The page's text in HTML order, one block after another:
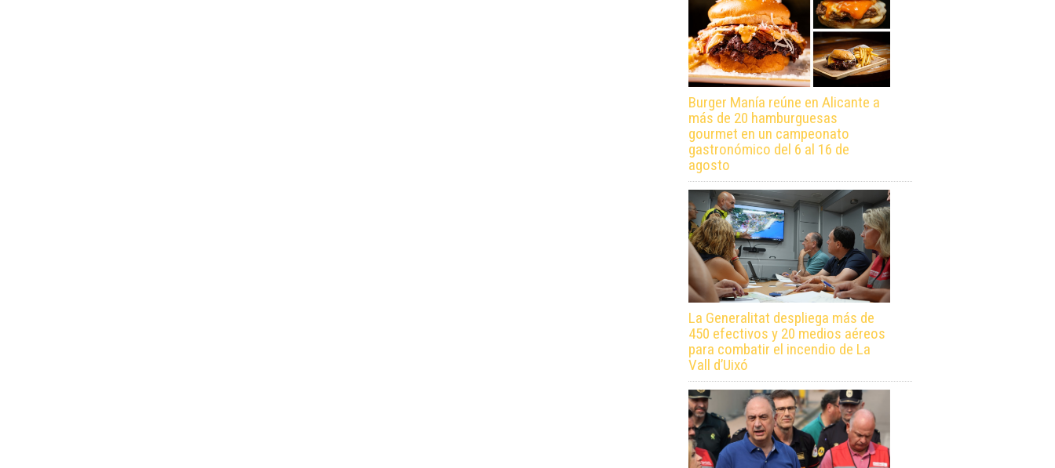
Burger Manía reúne en Alicante a
más de 20 hamburguesas
gourmet en un campeonato
gastronómico del 6 al 16 de
agosto
La Generalitat despliega más de
450 efectivos y 20 medios aéreos
para combatir el incendio de La
Vall d’Uixó